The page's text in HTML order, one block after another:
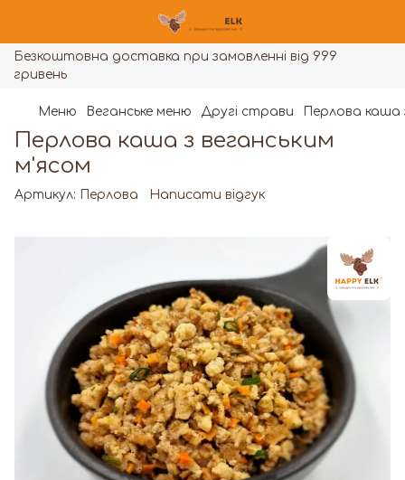
Безкоштовна доставка при замовленні від 999
гривень
Меню Веганське меню Другі страви Перлова каша
Перлова каша з веганським
м'ясом
Артикул: Перлова Написати відгук